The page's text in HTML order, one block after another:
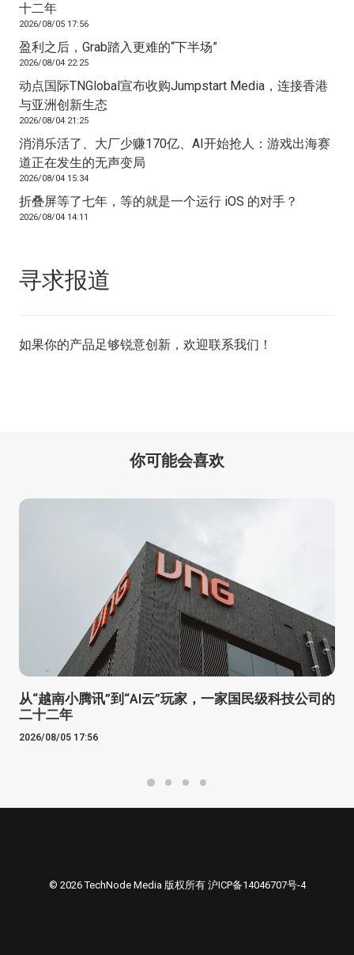
十二年
2026/08/05 17:56
盈利之后，Grab踏入更难的“下半场”
2026/08/04 22:25
动点国际TNGlobal宣布收购Jumpstart Media，连接香港
与亚洲创新生态
2026/08/04 21:25
消消乐活了、大厂少赚170亿、AI开始抢人：游戏出海赛
道正在发生的无声变局
2026/08/04 15:34
折叠屏等了七年，等的就是一个运行 iOS 的对手？
2026/08/04 14:11
寻求报道
如果你的产品足够锐意创新，欢迎联系我们 ！
你可能会喜欢
从“越南小腾讯”到“AI云”玩家，一家国民级科技公司的
二十二年
2026/08/05 17:56
© 2026 TechNode Media 版权所有 沪ICP备14046707号-4